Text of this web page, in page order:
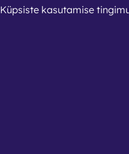
Küpsiste kasutamise